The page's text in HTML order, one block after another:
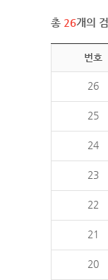
총 26개의
번호
26
25
24
23
22
21
20